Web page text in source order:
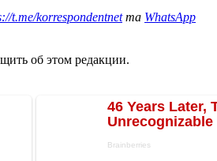
t.me/korrespondentnetта WhatsApp
об этом редакции.